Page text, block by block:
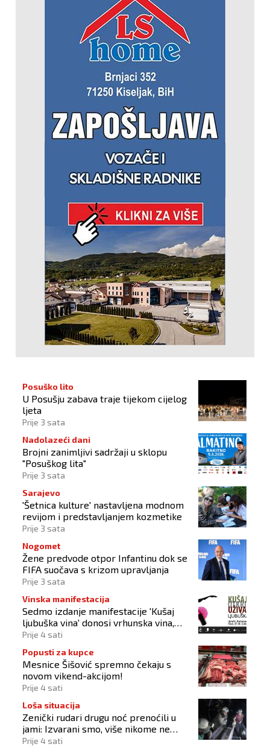
Posuško lito
U Posušju zabava traje tijekom cijelog
ljeta
Prije 3 sata
Nadolazeći dani
Brojni zanimljivi sadržaji u sklopu
"Posuškog lita"
Prije 3 sata
Sarajevo
'Šetnica kulture' nastavljena modnom
revijom i predstavljanjem kozmetike
Prije 3 sata
Nogomet
Žene predvode otpor Infantinu dok se
FIFA suočava s krizom upravljanja
Prije 3 sata
Vinska manifestacija
Sedmo izdanje manifestacije 'Kušaj
ljubuška vina' donosi vrhunska vina,
gastronomiju i glazbu
Prije 4 sati
Popusti za kupce
Mesnice Šišović spremno čekaju s
novom vikend-akcijom!
Prije 4 sati
Loša situacija
Zenički rudari drugu noć prenoćili u
jami: Izvarani smo, više nikome ne
vjerujemo
Prije 4 sati